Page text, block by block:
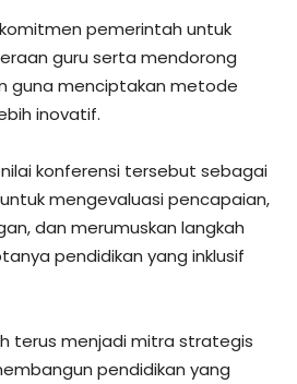
pemerintah untuk
guru serta mendorong
guna menciptakan metode
inovatif.
konferensi tersebut sebagai
mengevaluasi pencapaian,
dan merumuskan langkah
pendidikan yang inklusif
terus menjadi mitra strategis
pendidikan yang